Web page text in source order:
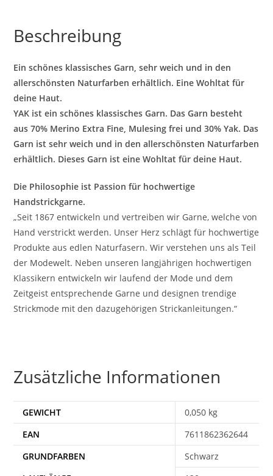
Beschreibung
Ein schönes klassisches Garn, sehr weich und in den
allerschönsten Naturfarben erhältlich. Eine Wohltat für
deine Haut.
YAK ist ein schönes klassisches Garn. Das Garn besteht
aus 70% Merino Extra Fine, Mulesing frei und 30% Yak. Das
Garn ist sehr weich und in den allerschönsten Naturfarben
erhältlich. Dieses Garn ist eine Wohltat für deine Haut.
Die Philosophie ist Passion für hochwertige
Handstrickgarne.
„Seit 1867 entwickeln und vertreiben wir Garne, welche von
Hand verstrickt werden. Unser Herz schlägt für hochwertige
Produkte aus edlen Naturfasern. Wir verstehen uns als Teil
der Modewelt. Neben unseren langjährigen hochwertigen
Klassikern entwickeln wir laufend der Mode und dem
Zeitgeist entsprechende Garne und designen trendige
Strickmode mit den dazugehörigen Strickanleitungen.“
Zusätzliche Informationen
GEWICHT
0,050 kg
EAN
7611862362644
Schwarz